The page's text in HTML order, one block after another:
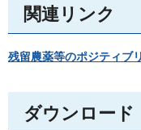
関連リンク
残留農薬等のポジティブ
ダウンロード